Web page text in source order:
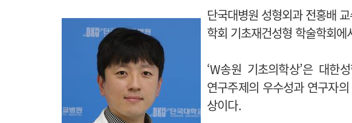
단국대병원 성형외과 전홍배
학회 기초재건성형 학술학회에
‘W송원 기초의학상’은 대한
연구주제의 우수성과 연구자
상이다.